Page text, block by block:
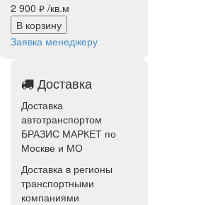
2 900 руб. /кв.м
В корзину
Заявка менеджеру
Доставка
Доставка
автотранспортом
БРАЗИС МАРКЕТ по
Москве и МО
Доставка в регионы
транспортными
компаниями